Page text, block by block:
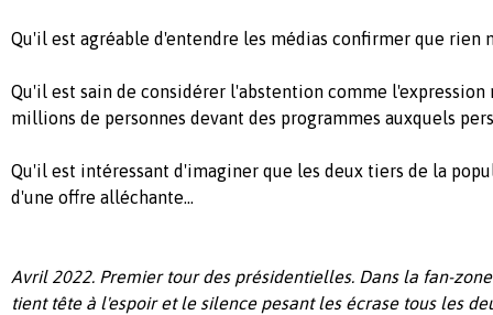
Qu'il est agréable d'entendre les médias confirmer que rien
Qu'il est sain de considérer l'abstention comme l'expression
millions de personnes devant des programmes auxquels
Qu'il est intéressant d'imaginer que les deux tiers de la
d'une offre alléchante...
Avril 2022. Premier tour des présidentielles. Dans la fan-
tient tête à l'espoir et le silence pesant les écrase tous les